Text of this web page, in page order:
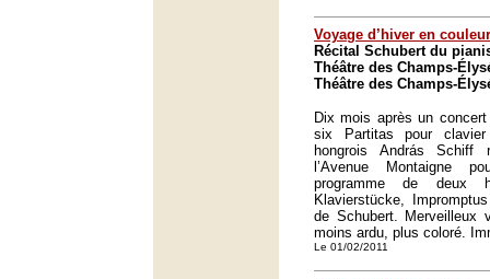
Voyage d’hiver en
Récital Schubert du
Théâtre des Champs-
Théâtre des Champs-
Dix mois après un
six Partitas pour
hongrois András Schiff
l’Avenue Montaigne
programme de deux
Klavierstücke,
de Schubert. Merveilleux
moins ardu, plus coloré.
Le 01/02/2011